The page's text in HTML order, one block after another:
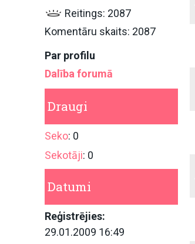
Reitings: 2087
Komentāru skaits: 2087
Par profilu
Dalība forumā
Draugi
Seko: 0
Sekotāji: 0
Datumi
Reģistrējies:
29.01.2009 16:49